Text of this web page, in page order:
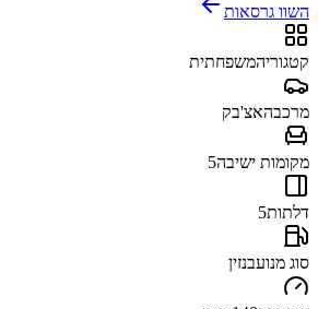
השוו גרסאות
קטגוריהמשפחתית
מרכבהאצ'בק
מקומות ישיבה5
דלתות5
סוג מנועבנזין